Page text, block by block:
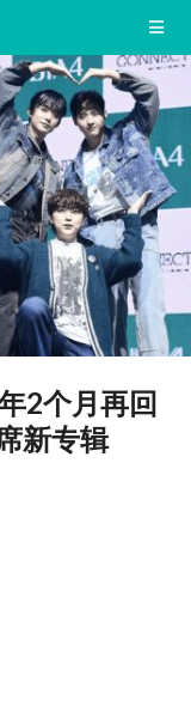
2个月再回
新专辑